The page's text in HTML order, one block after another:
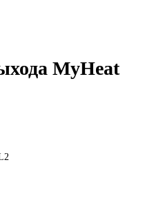
MyHeat